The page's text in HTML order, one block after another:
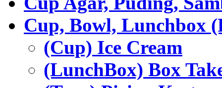
Cup, Bowl, Lunchbox
(Cup) Ice Cream
(LunchBox) Box